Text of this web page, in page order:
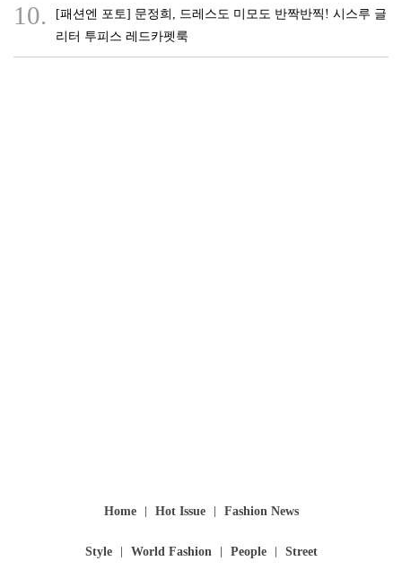
10.
[패션엔 포토] 문정희, 드레스도 미모도 반짝반찍! 시스루 글
리터 투피스 레드카펫룩
Home Hot Issue Fashion News
Style World Fashion People Street